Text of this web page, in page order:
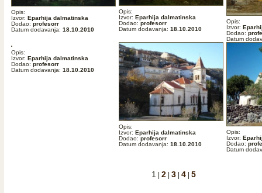
Opis:
Izvor: Eparhija dalmatinska
Dodao: profesorr
Datum dodavanja: 18.10.2010
Opis:
Izvor: Eparhija dalmatinska
Dodao: profesorr
Datum dodavanja: 18.10.2010
Opis:
Izvor:
Dodao:
Datum
Opis:
Izvor: Eparhija dalmatinska
Dodao: profesorr
Datum dodavanja: 18.10.2010
Opis:
Izvor: Eparhija dalmatinska
Dodao: profesorr
Datum dodavanja: 18.10.2010
Opis:
Izvor:
Dodao:
Datum
1 | 2 | 3 | 4 | 5